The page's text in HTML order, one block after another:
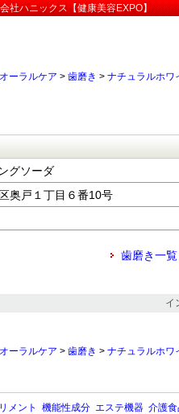
社ハニックス【健康美容EXPO】
オーラルケア > 歯磨き > ナチュラルホワ
グソーダ
奥戸１丁目６番10号
歯磨き一覧
イ
オーラルケア > 歯磨き > ナチュラルホワ
メント 機能性成分 エステ機器 介護